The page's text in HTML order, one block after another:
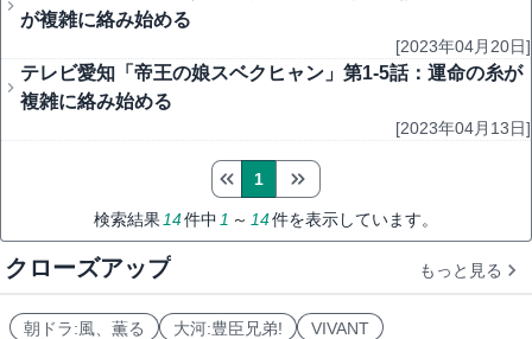
が複雑に絡み始める
[2023年04月20日]
テレビ愛知「帝王の娘スベクヒャン」第1-5話：運命の糸が
複雑に絡み始める
[2023年04月13日]
検索結果 14件中 1 ～ 14件を表示しています。
1
クローズアップ もっと見る
朝ドラ:風、薫る 大河:豊臣兄弟!
VIVANT